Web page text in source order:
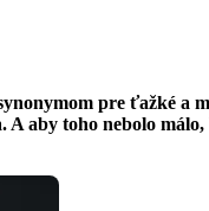
pre ťažké a
aby toho nebolo